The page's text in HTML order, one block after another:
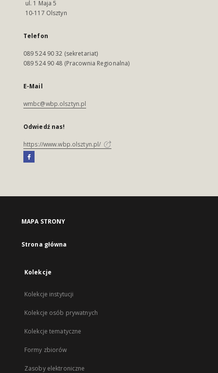
ul. 1 Maja 5
10-117 Olsztyn
Telefon
089 524 90 32 (sekretariat)
089 524 90 48 (Pracownia Regionalna)
E-Mail
wmbc@wbp.olsztyn.pl
Odwiedź nas!
https://www.wbp.olsztyn.pl/
MAPA STRONY
Strona główna
Kolekcje
Kolekcje instytucji
Kolekcje osób prywatnych
Kolekcje tematyczne
Formy zbiorów
Zasoby elektroniczne